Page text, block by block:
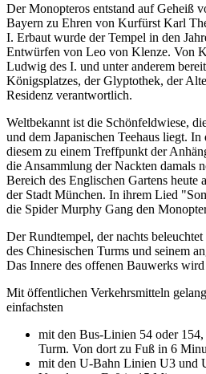
Der Monopteros entstand auf Geheiß
Bayern zu Ehren von Kurfürst Karl
I. Erbaut wurde der Tempel in den
Entwürfen von Leo von Klenze. Von
Ludwig des I. und unter anderem
Königsplatzes, der Glyptothek, der
Residenz verantwortlich.
Weltbekannt ist die Schönfeldwiese,
und dem Japanischen Teehaus liegt.
diesem zu einem Treffpunkt der
die Ansammlung der Nackten damals
Bereich des Englischen Gartens heute
der Stadt München. In ihrem Lied
die Spider Murphy Gang den
Der Rundtempel, der nachts
des Chinesischen Turms und seinem
Das Innere des offenen Bauwerks
Mit öffentlichen Verkehrsmitteln
einfachsten
mit den Bus-Linien 54 oder
Turm. Von dort zu Fuß in 6
mit den U-Bahn Linien U3 und